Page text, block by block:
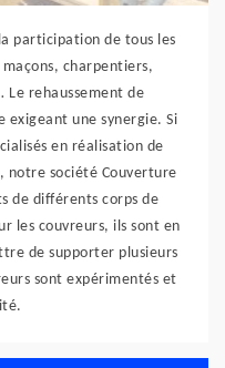
participation de tous les
charpentiers,
rehaussement de
une synergie. Si
en réalisation de
notre société Couverture
de différents corps de
les couvreurs, ils sont en
de supporter plusieurs
sont expérimentés et